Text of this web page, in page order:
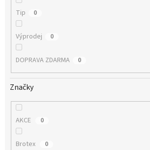
Tip 0
Výprodej 0
DOPRAVA ZDARMA 0
Značky
AKCE 0
Brotex 0